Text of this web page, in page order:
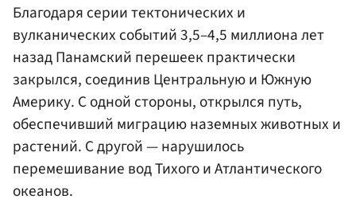
Благодаря серии тектонических и
вулканических событий 3,5–4,5 миллиона лет
назад Панамский перешеек практически
закрылся, соединив Центральную и Южную
Америку. С одной стороны, открылся путь,
обеспечивший миграцию наземных животных и
растений. С другой — нарушилось
перемешивание вод Тихого и Атлантического
океанов.